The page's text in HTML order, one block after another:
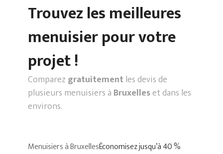
Trouvez les meilleures
menuisier pour votre
projet !
Comparez gratuitementles devis de
plusieurs menuisiers à Bruxelleset dans les
environs.
Menuisiers à BruxellesÉconomisez jusqu’à 40 %